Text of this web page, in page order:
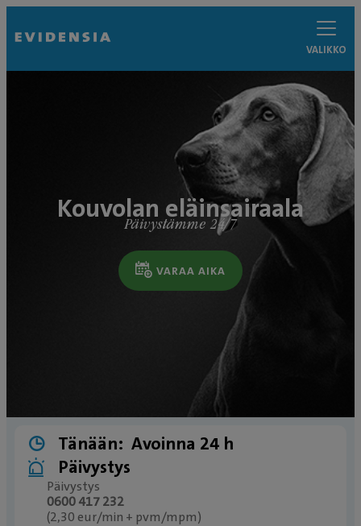
VALIKKO
Kouvolan eläinsairaala
Päivystämme 24/7
VARAA AIKA
Tänään: Avoinna 24 h
Päivystys
Päivystys
0600 417 232
(2,30 eur/min + pvm/mpm)